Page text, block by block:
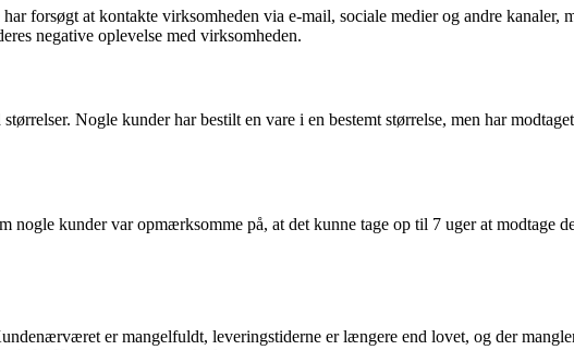
forsøgt at kontakte virksomheden via e-mail, sociale medier og andre kanaler,
negative oplevelse med virksomheden.
Nogle kunder har bestilt en vare i en bestemt størrelse, men har
kunder var opmærksomme på, at det kunne tage op til 7 uger at modtage
er mangelfuldt, leveringstiderne er længere end lovet, og der